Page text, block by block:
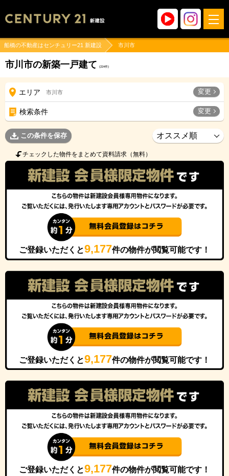
船橋の不動産はセンチュリー21 新建設 市川市
市川市の新築一戸建て (224件)
エリア 市川市 変更
検索条件 変更
この条件を保存
チェックした物件をまとめて資料請求（無料）
ご登録いただくと9,177件の物件が閲覧可能です！
ご登録いただくと9,177件の物件が閲覧可能です！
ご登録いただくと9,177件の物件が閲覧可能です！